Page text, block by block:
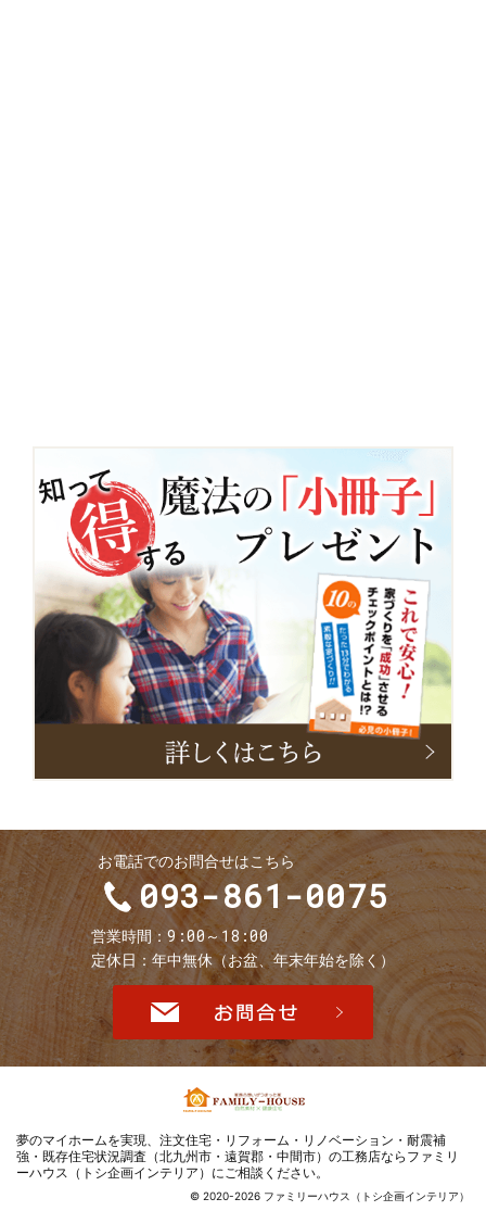
お電話でのお問合せはこちら
093-861-0075
営業時間 9:00～18:00
定休日 年中無休（お盆、年末年始を除く）
お問合せ
© 2020-2026 ファミリーハウス（トシ企画インテリア）
夢のマイホームを実現、 注文住宅・リフォーム・リノベーション・耐震補
強・既存住宅状況調査（北九州市・遠賀郡・中間市）の工務店ならファミリ
ーハウス（トシ企画インテリア） にご相談ください。